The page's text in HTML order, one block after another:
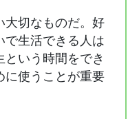
大切なものだ。好
で生活できる人は
いう時間をでき
に使うことが重要